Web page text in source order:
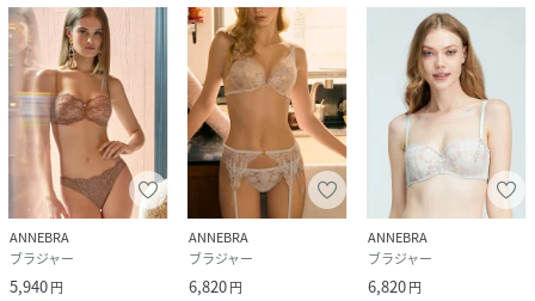
ANNEBRA
ブラジャー
5,940円
ANNEBRA
ブラジャー
6,820円
ANNEBRA
ブラジャー
6,820円